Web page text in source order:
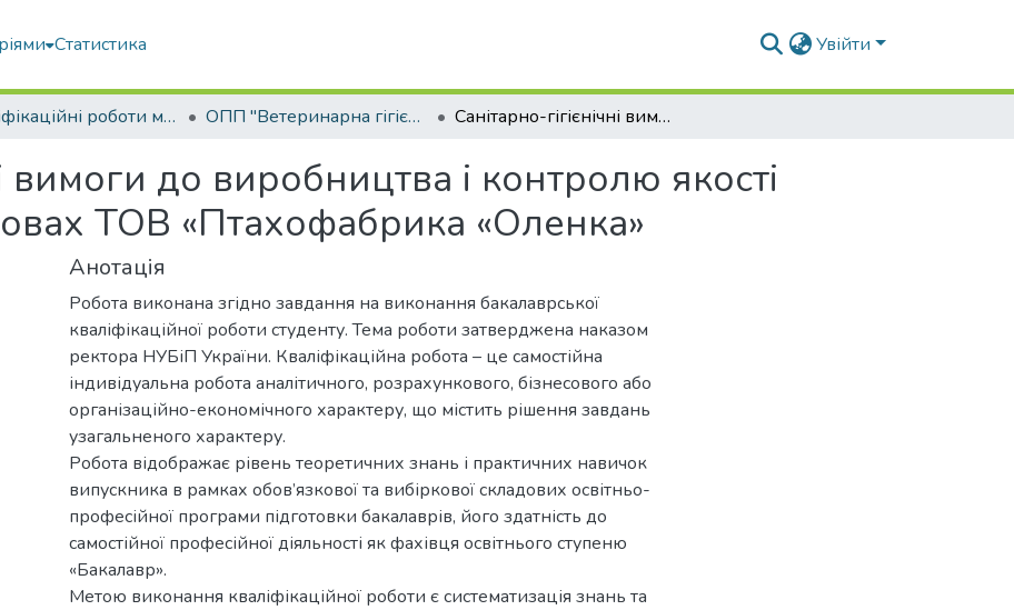
Статистика Увійти
Кваліфікаційні роботи магістрів ОПП "Ветеринарна гігієна, санітарія і експертиза" Санітарно-гігієнічні вимоги до виробництва і контролю якості харчових яєць в умовах ТОВ «Птахофабрика «Оленка»
вимоги до виробництва і контролю якості
ТОВ «Птахофабрика «Оленка»
Анотація
Робота виконана згідно завдання на виконання бакалаврської
кваліфікаційної роботи студенту. Тема роботи затверджена наказом
ректора НУБіП України. Кваліфікаційна робота – це самостійна
індивідуальна робота аналітичного, розрахункового, бізнесового або
організаційно-економічного характеру, що містить рішення завдань
узагальненого характеру.
Робота відображає рівень теоретичних знань і практичних навичок
випускника в рамках обов’язкової та вибіркової складових освітньо-
професійної програми підготовки бакалаврів, його здатність до
самостійної професійної діяльності як фахівця освітнього ступеню
«Бакалавр».
Метою виконання кваліфікаційної роботи є систематизація знань та